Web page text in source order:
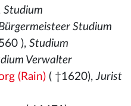
Studium
Studium
), Studium
Verwalter
(Rain)( †1620),Jurist